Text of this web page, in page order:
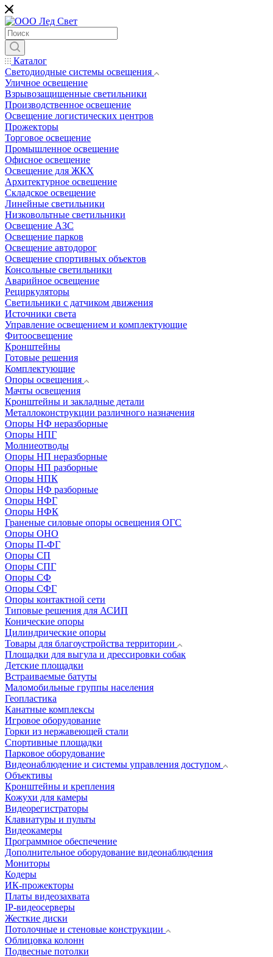
Каталог
Светодиодные системы освещения
Уличное освещение
Взрывозащищенные светильники
Производственное освещение
Освещение логистических центров
Прожекторы
Торговое освещение
Промышленное освещение
Офисное освещение
Освещение для ЖКХ
Архитектурное освещение
Складское освещение
Линейные светильники
Низковольтные светильники
Освещение АЗС
Освещение парков
Освещение автодорог
Освещение спортивных объектов
Консольные светильники
Аварийное освещение
Рециркуляторы
Светильники с датчиком движения
Источники света
Управление освещением и комплектующие
Фитоосвещение
Кронштейны
Готовые решения
Комплектующие
Опоры освещения
Мачты освещения
Кронштейны и закладные детали
Металлоконструкции различного назначения
Опоры НФ неразборные
Опоры НПГ
Молниеотводы
Опоры НП неразборные
Опоры НП разборные
Опоры НПК
Опоры НФ разборные
Опоры НФГ
Опоры НФК
Граненые силовые опоры освещения ОГС
Опоры ОНО
Опоры П-ФГ
Опоры СП
Опоры СПГ
Опоры СФ
Опоры СФГ
Опоры контактной сети
Типовые решения для АСИП
Конические опоры
Цилиндрические опоры
Товары для благоустройства территории
Площадки для выгула и дрессировки собак
Детские площадки
Встраиваемые батуты
Маломобильные группы населения
Геопластика
Канатные комплексы
Игровое оборудование
Горки из нержавеющей стали
Спортивные площадки
Парковое оборудование
Видеонаблюдение и системы управления доступом
Объективы
Кронштейны и крепления
Кожухи для камеры
Видеорегистраторы
Клавиатуры и пульты
Видеокамеры
Программное обеспечение
Дополнительное оборудование видеонаблюдения
Мониторы
Кодеры
ИК-прожекторы
Платы видеозахвата
IP-видеосерверы
Жесткие диски
Потолочные и стеновые конструкции
Облицовка колонн
Подвесные потолки
*